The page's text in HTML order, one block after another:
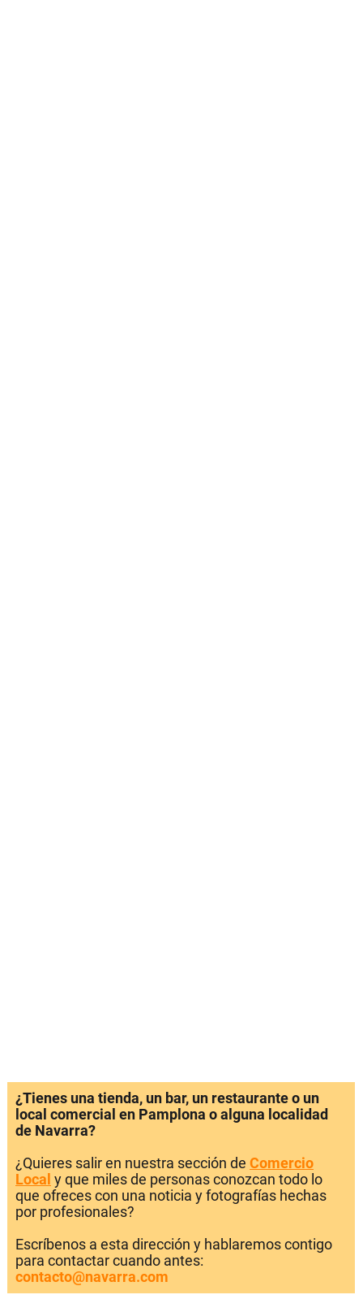
¿Tienes una tienda, un bar, un restaurante o un
local comercial en Pamplona o alguna localidad
de Navarra?
¿Quieres salir en nuestra sección de Comercio
Local y que miles de personas conozcan todo lo
que ofreces con una noticia y fotografías hechas
por profesionales?
Escríbenos a esta dirección y hablaremos contigo
para contactar cuando antes:
contacto@navarra.com